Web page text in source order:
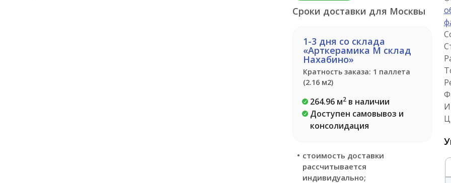
Сроки доставки для Москвы
1-3 дня со склада
«Арткерамика М склад
Нахабино»
Кратность заказа: 1 паллета
(2.16 м2)
264.96 м2в наличии
Доступен самовывоз и
консолидация
стоимость доставки
рассчитывается
индивидуально;